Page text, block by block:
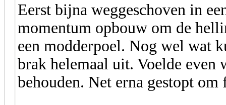
Eerst bijna weggeschoven in
momentum opbouw om de
een modderpoel. Nog wel wat
brak helemaal uit. Voelde even
behouden. Net erna gestopt om